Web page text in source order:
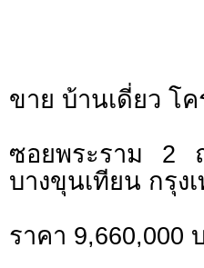
ขาย บ้านเดี่ยว โ
ซอยพระราม 2
บางขุนเทียน กรุง
ราคา 9,660,000